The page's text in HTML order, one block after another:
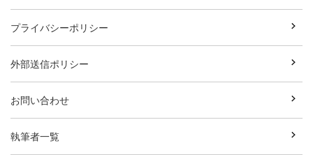
プライバシーポリシー
外部送信ポリシー
お問い合わせ
執筆者一覧